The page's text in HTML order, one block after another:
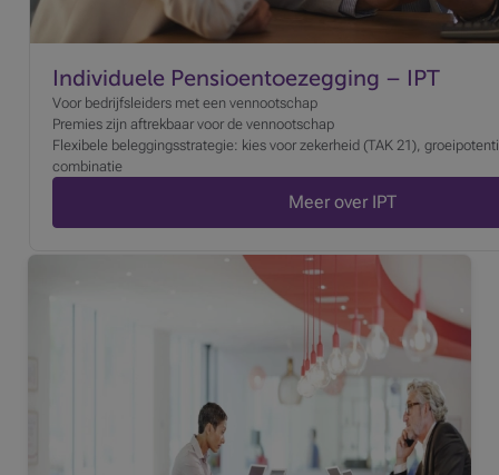
Individuele Pensioentoezegging – IPT
Voor bedrijfsleiders met een vennootschap
Premies zijn aftrekbaar voor de vennootschap
Flexibele beleggingsstrategie: kies voor zekerheid (TAK 21),
combinatie
Meer over IPT